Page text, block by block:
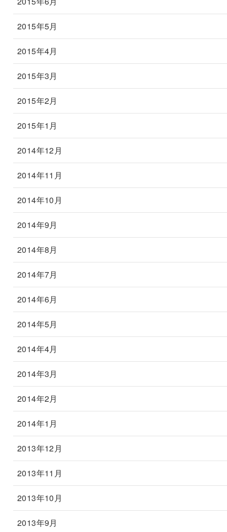
2015年5月
2015年4月
2015年3月
2015年2月
2015年1月
2014年12月
2014年11月
2014年10月
2014年9月
2014年8月
2014年7月
2014年6月
2014年5月
2014年4月
2014年3月
2014年2月
2014年1月
2013年12月
2013年11月
2013年10月
2013年9月